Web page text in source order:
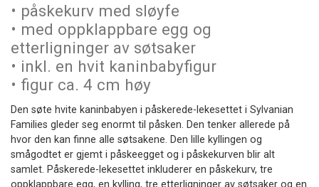
• påskekurv med sløyfe
• med oppklappbare egg og
etterligninger av søtsaker
• inkl. en hvit kaninbabyfigur
• figur ca. 4 cm høy
Den søte hvite kaninbabyen i påskerede-lekesettet i Sylvanian
Families gleder seg enormt til påsken. Den tenker allerede på
hvor den kan finne alle søtsakene. Den lille kyllingen og
smågodtet er gjemt i påskeegget og i påskekurven blir alt
samlet. Påskerede-lekesettet inkluderer en påskekurv, tre